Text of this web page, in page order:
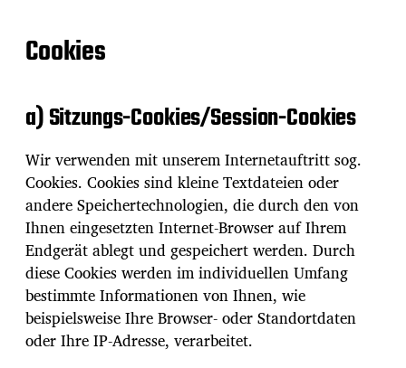
Cookies
a) Sitzungs-Cookies/Session-Cookies
Wir verwenden mit unserem Internetauftritt sog.
Cookies. Cookies sind kleine Textdateien oder
andere Speichertechnologien, die durch den von
Ihnen eingesetzten Internet-Browser auf Ihrem
Endgerät ablegt und gespeichert werden. Durch
diese Cookies werden im individuellen Umfang
bestimmte Informationen von Ihnen, wie
beispielsweise Ihre Browser- oder Standortdaten
oder Ihre IP-Adresse, verarbeitet.